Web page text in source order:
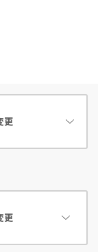
更
更